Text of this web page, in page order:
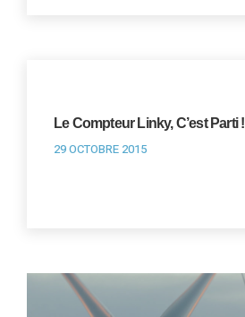
Le Compteur Linky, C’est Parti !
29 OCTOBRE 2015